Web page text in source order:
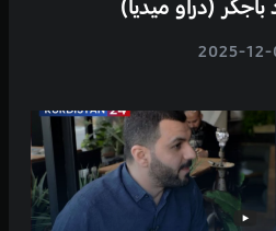
باجگر (دراو میدیا)
2025-12-